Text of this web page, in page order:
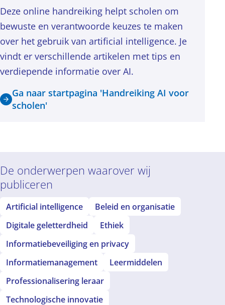
Deze online handreiking helpt scholen om
bewuste en verantwoorde keuzes te maken
over het gebruik van artificial intelligence. Je
vindt er verschillende artikelen met tips en
verdiepende informatie over AI.
Ga naar startpagina 'Handreiking AI voor
scholen'
De onderwerpen waarover wij
publiceren
Artificial intelligence
Beleid en organisatie
Digitale geletterdheid
Ethiek
Informatiebeveiliging en privacy
Informatiemanagement
Leermiddelen
Professionalisering leraar
Technologische innovatie